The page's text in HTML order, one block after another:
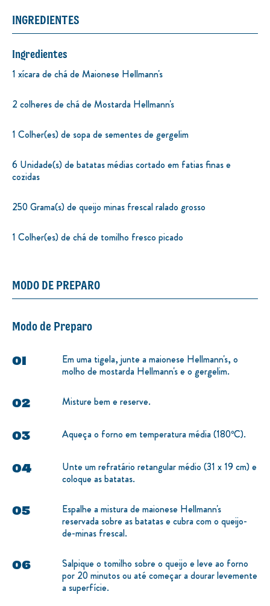
INGREDIENTES
Ingredientes
1 xícara de chá de Maionese Hellmann's
2 colheres de chá de Mostarda Hellmann's
1 Colher(es) de sopa de sementes de gergelim
6 Unidade(s) de batatas médias cortado em fatias finas e
cozidas
250 Grama(s) de queijo minas frescal ralado grosso
1 Colher(es) de chá de tomilho fresco picado
MODO DE PREPARO
Modo de Preparo
Em uma tigela, junte a maionese Hellmann's, o
molho de mostarda Hellmann's e o gergelim.
Misture bem e reserve.
Aqueça o forno em temperatura média (180ºC).
Unte um refratário retangular médio (31 x 19 cm) e
coloque as batatas.
Espalhe a mistura de maionese Hellmann's
reservada sobre as batatas e cubra com o queijo-
de-minas frescal.
Salpique o tomilho sobre o queijo e leve ao forno
por 20 minutos ou até começar a dourar levemente
a superfície.